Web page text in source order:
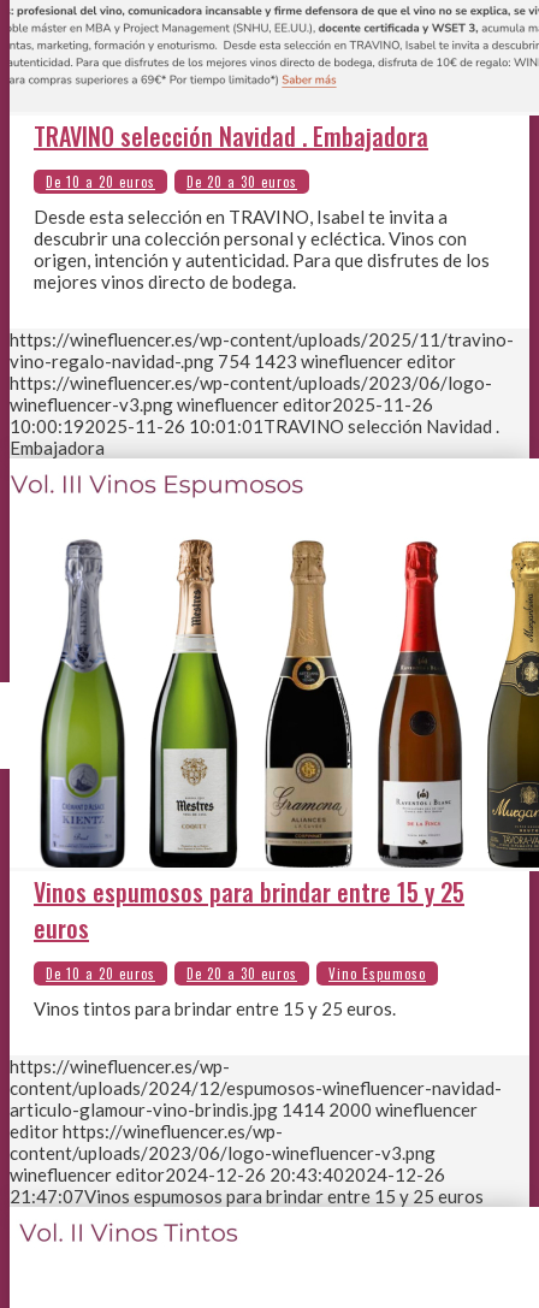
TRAVINO selección Navidad . Embajadora
Desde esta selección en TRAVINO, Isabel te invita a
descubrir una colección personal y ecléctica. Vinos con
origen, intención y autenticidad. Para que disfrutes de los
mejores vinos directo de bodega.
https://winefluencer.es/wp-content/uploads/2025/11/travino-
vino-regalo-navidad-.png 754 1423 winefluencer editor
https://winefluencer.es/wp-content/uploads/2023/06/logo-
winefluencer-v3.pngwinefluencer editor2025-11-26
10:00:192025-11-26 10:01:01TRAVINO selección Navidad .
Embajadora
Vinos espumosos para brindar entre 15 y 25
euros
Vinos tintos para brindar entre 15 y 25 euros.
https://winefluencer.es/wp-
content/uploads/2024/12/espumosos-winefluencer-navidad-
articulo-glamour-vino-brindis.jpg 1414 2000 winefluencer
editorhttps://winefluencer.es/wp-
content/uploads/2023/06/logo-winefluencer-v3.png
winefluencer editor2024-12-26 20:43:402024-12-26
21:47:07Vinos espumosos para brindar entre 15 y 25 euros